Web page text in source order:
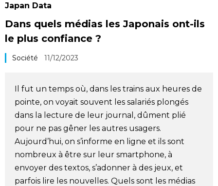
Société
Gastronomie
Le japonais
En plus
Données official SNS
Japan Data
Dans quels médias les Japonais ont-ils
le plus confiance ?
Société 11/12/2023
Il fut un temps où, dans les trains aux heures de
pointe, on voyait souvent les salariés plongés
dans la lecture de leur journal, dûment plié
pour ne pas gêner les autres usagers.
Aujourd’hui, on s’informe en ligne et ils sont
nombreux à être sur leur smartphone, à
envoyer des textos, s’adonner à des jeux, et
parfois lire les nouvelles. Quels sont les médias